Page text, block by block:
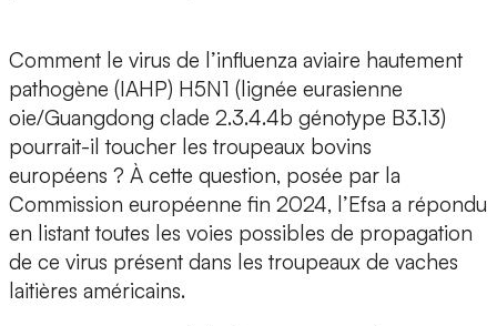
Comment le virus de l’influenza aviaire hautement
pathogène (IAHP) H5N1 (lignée eurasienne
oie/Guangdong clade 2.3.4.4b génotype B3.13)
pourrait-il toucher les troupeaux bovins
européens ? À cette question, posée par la
Commission européenne fin 2024, l’Efsa a répondu
en listant toutes les voies possibles de propagation
de ce virus présent dans les troupeaux de vaches
laitières américains.